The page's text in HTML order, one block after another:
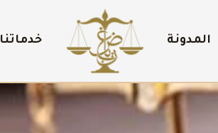
المدونة خدماتنا